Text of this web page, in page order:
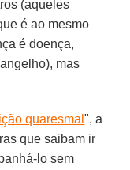
(aqueles
é ao mesmo
é doença,
mas
quaresmal", a
que saibam ir
lo sem